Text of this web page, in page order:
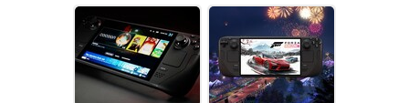
son realmente una
buena oferta06/09/2026